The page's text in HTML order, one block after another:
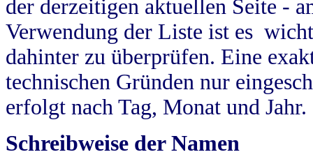
der derzeitigen aktuellen Seite -
Verwendung der Liste ist es
dahinter zu überprüfen. Eine
technischen Gründen nur
erfolgt nach Tag, Monat und Jahr.
Schreibweise der Namen